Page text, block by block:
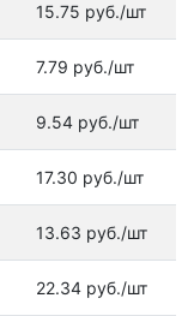
15.75 руб./шт
7.79 руб./шт
9.54 руб./шт
17.30 руб./шт
13.63 руб./шт
22.34 руб./шт